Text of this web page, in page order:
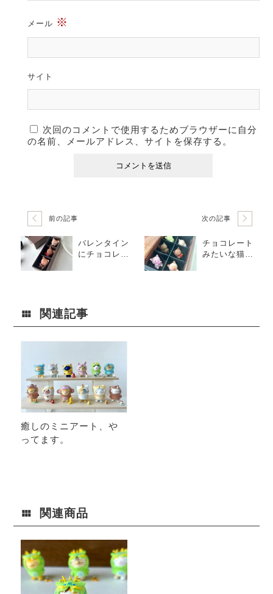
メール ※
サイト
次回のコメントで使用するためブラウザーに自分
の名前、メールアドレス、サイトを保存する。
前の記事
バレンタイン
にチョコレー
次の記事
チョコレート
みたいな猫さ
関連記事
癒しのミニアート、や
ってます。
関連商品